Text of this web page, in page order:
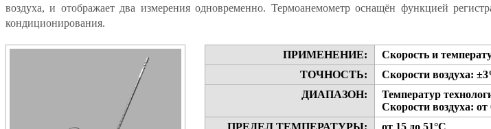
воздуха, и отображает два измерения одновременно. Термоанемометр оснащён функцией
кондиционирования.
ПРИМЕНЕНИЕ:
Скорость и
ТОЧНОСТЬ:
Скорости воздуха:
ДИАПАЗОН:
Температур
Скорости воздуха: